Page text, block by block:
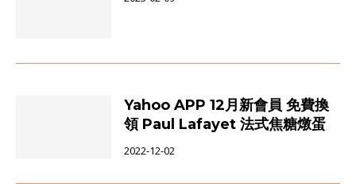
Yahoo APP 12月新會員 免費換
領 Paul Lafayet 法式焦糖燉蛋
2022-12-02